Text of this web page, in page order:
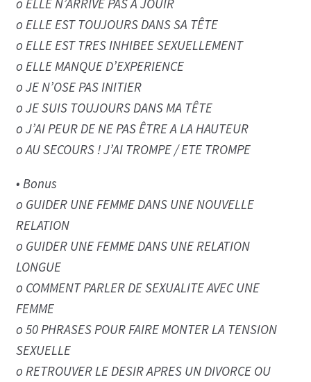
o ELLE EST TOUJOURS DANS SA TÊTE
o ELLE EST TRES INHIBEE SEXUELLEMENT
o ELLE MANQUE D’EXPERIENCE
o JE N’OSE PAS INITIER
o JE SUIS TOUJOURS DANS MA TÊTE
o J’AI PEUR DE NE PAS ÊTRE A LA HAUTEUR
o AU SECOURS ! J’AI TROMPE / ETE TROMPE
• Bonus
o GUIDER UNE FEMME DANS UNE NOUVELLE
RELATION
o GUIDER UNE FEMME DANS UNE RELATION
LONGUE
o COMMENT PARLER DE SEXUALITE AVEC UNE
FEMME
o 50 PHRASES POUR FAIRE MONTER LA TENSION
SEXUELLE
o RETROUVER LE DESIR APRES UN DIVORCE OU